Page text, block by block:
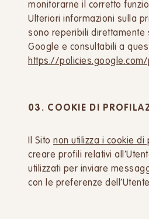
monitorarne il corretto
Ulteriori informazioni sulla
sono reperibili direttamente
Google e consultabili a
https://policies.google.com/
03. COOKIE DI
Il Sito non utilizza i cookie di
creare profili relativi
utilizzati per inviare
con le preferenze